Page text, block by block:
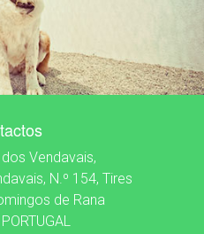
Vendavais,
N.º 154, Tires
de Rana